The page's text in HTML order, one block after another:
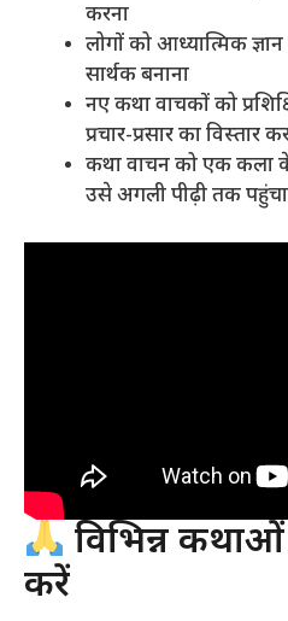
करना
लोगों को आध्यात्मिक
सार्थक बनाना
नए कथा वाचकों को
प्रचार-प्रसार का विस्तार
कथा वाचन को एक कला
उसे अगली पीढ़ी तक
विभिन्न
करें